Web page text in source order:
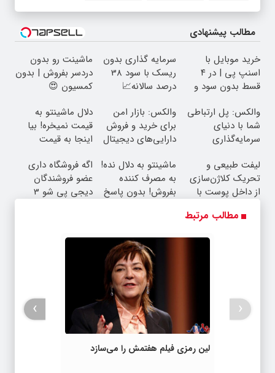
مطالب پیشنهادی
خرید موبایل با
اسنپ پی | در ۴
قسط بدون سود و
سرمایه گذاری بدون
ریسک با سود 38
درصد سالانه📈
ماشینت رو بدون
دردسر بفروش | بدون
کمسیون 😍
والکس: پل ارتباطی
شما با دنیای
سرمایه‌گذاری
والکس: بازار امن
برای خرید و فروش
دارایی‌های دیجیتال
دلال ماشینتو به
قیمت نمیخره! بیا
اینجا به قیمت
واقعی*
لیفت طبیعی و
تحریک کلاژن‌سازی
از داخل پوست با
جوان شو
ماشینتو به دلال نده!
به مصرف کننده
بفروش! بدون پاسخ
اگه فروشگاه داری
عضو فروشندگان
دیجی پی شو 3
مطالب مرتبط
لین رمزی فیلم هفتمش را می‌سازد
‹
›